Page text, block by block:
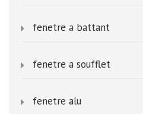
fenetre a battant
fenetre a soufflet
fenetre alu